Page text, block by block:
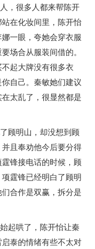
，很多人都来帮陈开
在化妆间里，陈开怡
一眼，夸她会穿衣服
场合从服装间借的。
起大牌没有很多衣
自己。秦敏她们建议
太乱了，很显然都是
顾明山，却没想到顾
且奉劝他今后要分得
锋接电话的时候，顾
霆锋已经明白了顾明
合作是双赢，拆分是
起哄了，陈开怡让秦
泰的情绪有些不太对